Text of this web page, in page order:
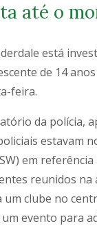
até o
está
de 14
feira.
da polícia,
estavam
em
reunidos na
um clube no
evento para